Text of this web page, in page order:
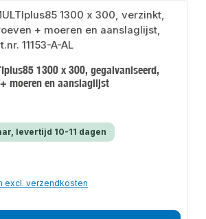
1300 x 300, gegalvaniseerd,
moeren en aanslaglijst
levertijd 10-11 dagen
excl. verzendkosten